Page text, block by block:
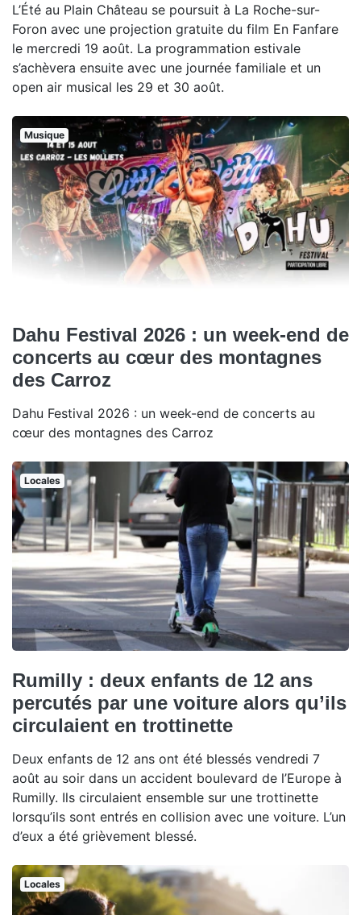
L’Été au Plain Château se poursuit à La Roche-sur-
Foron avec une projection gratuite du film En Fanfare
le mercredi 19 août. La programmation estivale
s’achèvera ensuite avec une journée familiale et un
open air musical les 29 et 30 août.
Musique
Dahu Festival 2026 : un week-end de
concerts au cœur des montagnes
des Carroz
Dahu Festival 2026 : un week-end de concerts au
cœur des montagnes des Carroz
Locales
Rumilly : deux enfants de 12 ans
percutés par une voiture alors qu’ils
circulaient en trottinette
Deux enfants de 12 ans ont été blessés vendredi 7
août au soir dans un accident boulevard de l’Europe à
Rumilly. Ils circulaient ensemble sur une trottinette
lorsqu’ils sont entrés en collision avec une voiture. L’un
d’eux a été grièvement blessé.
Locales